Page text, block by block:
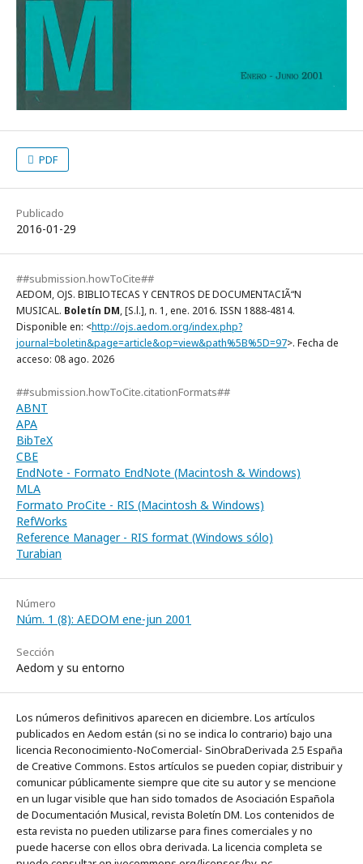
PDF
Publicado
2016-01-29
##submission.howToCite##
AEDOM, OJS. BIBLIOTECAS Y CENTROS DE DOCUMENTACIÃ“N
MUSICAL. Boletín DM, [S.l.], n. 1, ene. 2016. ISSN 1888-4814.
Disponible en: <http://ojs.aedom.org/index.php?
journal=boletin&page=article&op=view&path%5B%5D=97>. Fecha de
acceso: 08 ago. 2026
##submission.howToCite.citationFormats##
ABNT
APA
BibTeX
CBE
EndNote - Formato EndNote (Macintosh & Windows)
MLA
Formato ProCite - RIS (Macintosh & Windows)
RefWorks
Reference Manager - RIS format (Windows sólo)
Turabian
Número
Núm. 1 (8): AEDOM ene-jun 2001
Sección
Aedom y su entorno
Los números definitivos aparecen en diciembre. Los artículos
publicados en Aedom están (si no se indica lo contrario) bajo una
licencia Reconocimiento-NoComercial- SinObraDerivada 2.5 España
de Creative Commons. Estos artículos se pueden copiar, distribuir y
comunicar públicamente siempre que cite su autor y se mencione
en un lugar visible que han sido tomados de Asociación Española
de Documentación Musical, revista Boletín DM. Los contenidos de
esta revista no pueden utilizarse para fines comerciales y no
puede hacerse con ellos obra derivada. La licencia completa se